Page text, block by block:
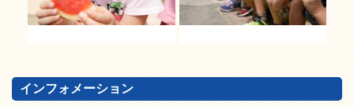
インフォメーション